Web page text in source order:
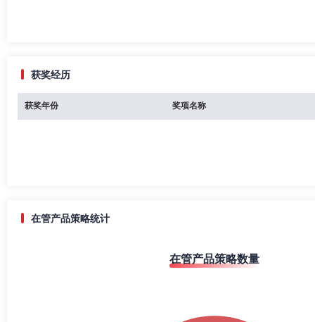
获奖经历
获奖年份 奖项名称
在管产品策略统计
在管产品策略数量